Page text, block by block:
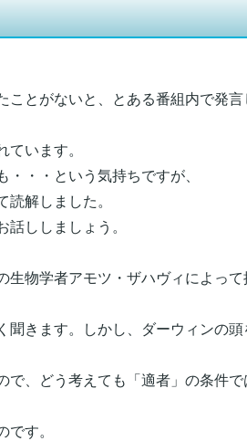
ことがないと、とある番組内で発
います。
・・という気持ちですが、
解しました。
ししましょう。
生物学者アモツ・ザハヴィによっ
きます。しかし、ダーウィンの頭
で、どう考えても「適者」の条件
す。